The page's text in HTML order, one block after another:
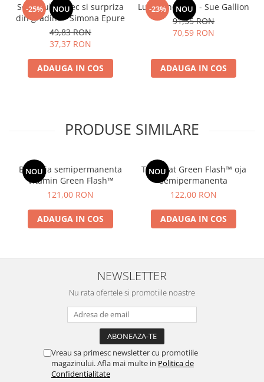
-25% NOU
Soricelul Fursec si surpriza
din gradina - Simona Epure
49,83 RON
37,37 RON
ADAUGA IN COS
-23% NOU
Lumea noastra - Sue Gallion
91,35 RON
70,59 RON
ADAUGA IN COS
PRODUSE SIMILARE
NOU
Baza oja semipermanenta
Vitamin Green Flash™
121,00 RON
ADAUGA IN COS
NOU
Top Coat Green Flash™ oja
semipermanenta
122,00 RON
ADAUGA IN COS
NEWSLETTER
Nu rata ofertele si promotiile noastre
Vreau sa primesc newsletter cu promotiile
magazinului. Afla mai multe in Politica de
Confidentialitate